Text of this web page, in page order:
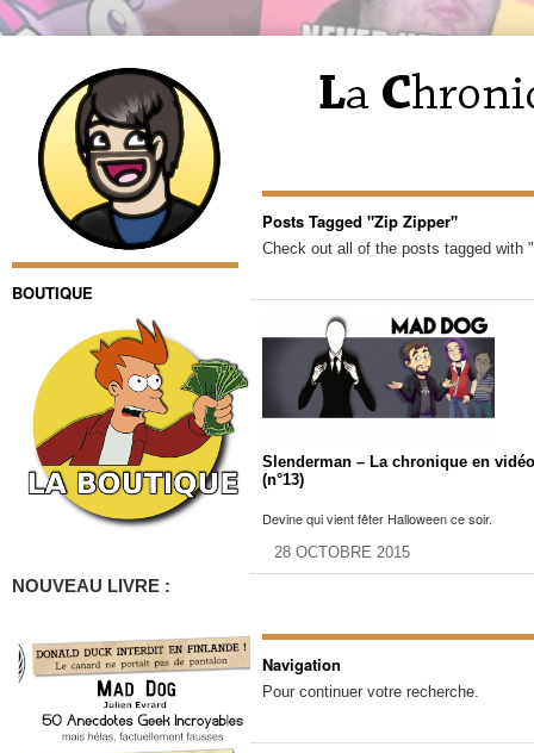
BOUTIQUE
NOUVEAU LIVRE :
Posts Tagged "Zip Zipper"
Check out all of the posts tagged with
Slenderman – La chronique en vidéo
(n°13)
Devine qui vient fêter Halloween ce soir.
28 OCTOBRE 2015
Navigation
Pour continuer votre recherche.